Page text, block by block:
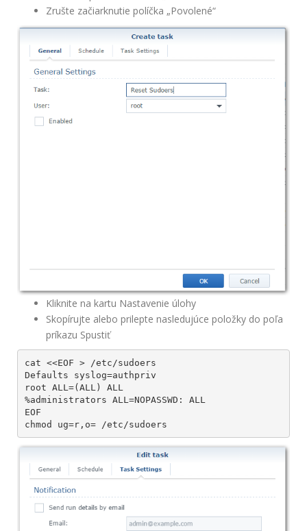
Zrušte začiarknutie políčka „Povolené“
Kliknite na kartu Nastavenie úlohy
Skopírujte alebo prilepte nasledujúce položky do poľa
príkazu Spustiť
cat <<EOF > /etc/sudoers
Defaults syslog=authpriv
root ALL=(ALL) ALL
%administrators ALL=NOPASSWD: ALL
EOF
chmod ug=r,o= /etc/sudoers